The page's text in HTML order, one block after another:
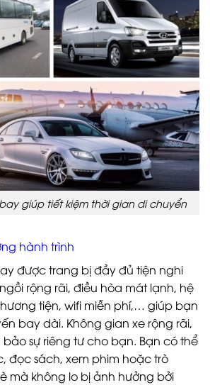
giúp tiết kiệm thời gian di chuyển
hành trình
được trang bị đầy đủ tiện nghi
rộng rãi, điều hòa mát lạnh, hệ
tiện, wifi miễn phí,… giúp bạn
bay dài. Không gian xe rộng rãi,
sự riêng tư cho bạn. Bạn có thể
đọc sách, xem phim hoặc trò
mà không lo bị ảnh hưởng bởi